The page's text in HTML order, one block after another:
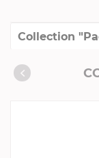
Collection
Livrés avec